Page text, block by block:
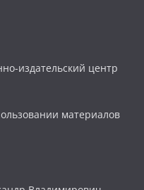
издательский центр
материалов